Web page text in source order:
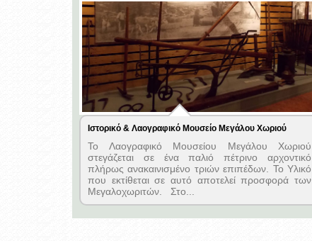
Ιστορικό & Λαογραφικό Μουσείο Μεγάλου Χωριού
Το Λαογραφικό Μουσείου Μεγάλου Χωριού
στεγάζεται σε ένα παλιό πέτρινο αρχοντικό
πλήρως ανακαινισμένο τριών επιπέδων. Το Υλικό
που εκτίθεται σε αυτό αποτελεί προσφορά των
Μεγαλοχωριτών. Στο...